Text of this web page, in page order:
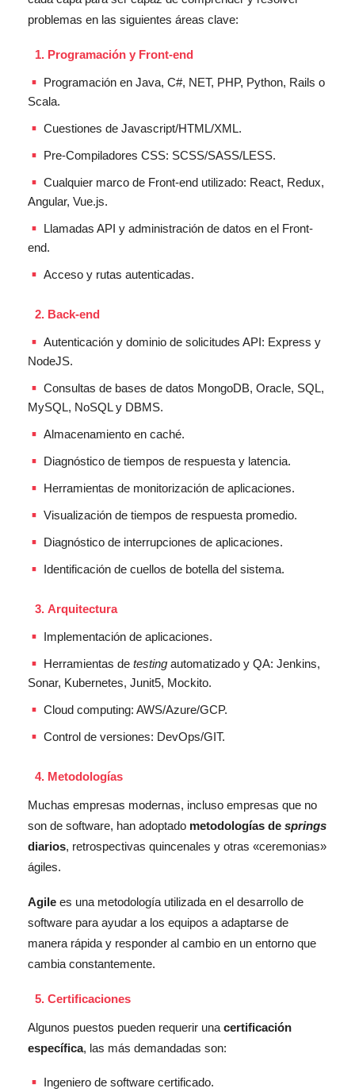
problemas en las siguientes áreas clave:
Programación y Front-end
Programación en Java, C#, NET, PHP, Python, Rails o
Scala.
Cuestiones de Javascript/HTML/XML.
Pre-Compiladores CSS: SCSS/SASS/LESS.
Cualquier marco de Front-end utilizado: React, Redux,
Angular, Vue.js.
Llamadas API y administración de datos en el Front-
end.
Acceso y rutas autenticadas.
Back-end
Autenticación y dominio de solicitudes API: Express y
NodeJS.
Consultas de bases de datos MongoDB, Oracle, SQL,
MySQL, NoSQL y DBMS.
Almacenamiento en caché.
Diagnóstico de tiempos de respuesta y latencia.
Herramientas de monitorización de aplicaciones.
Visualización de tiempos de respuesta promedio.
Diagnóstico de interrupciones de aplicaciones.
Identificación de cuellos de botella del sistema.
Arquitectura
Implementación de aplicaciones.
Herramientas de testing automatizado y QA: Jenkins,
Sonar, Kubernetes, Junit5, Mockito.
Cloud computing: AWS/Azure/GCP.
Control de versiones: DevOps/GIT.
Metodologías
Muchas empresas modernas, incluso empresas que no
son de software, han adoptado metodologías de springs
diarios, retrospectivas quincenales y otras «ceremonias»
ágiles.
Agile es una metodología utilizada en el desarrollo de
software para ayudar a los equipos a adaptarse de
manera rápida y responder al cambio en un entorno que
cambia constantemente.
Certificaciones
Algunos puestos pueden requerir una certificación
específica, las más demandadas son:
Ingeniero de software certificado.